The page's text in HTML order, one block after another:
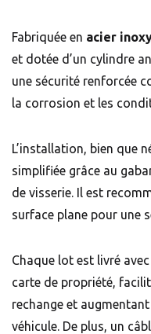
Fabriquée en acier
et dotée d’un cylindre
une sécurité renforcée
la corrosion et les
L’installation, bien que
simplifiée grâce au
de visserie. Il est
surface plane pour une
Chaque lot est livré
carte de propriété,
rechange et
véhicule. De plus, un